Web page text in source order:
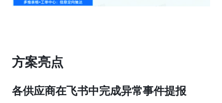
方案亮点
各供应商在飞书中完成异常事件提报